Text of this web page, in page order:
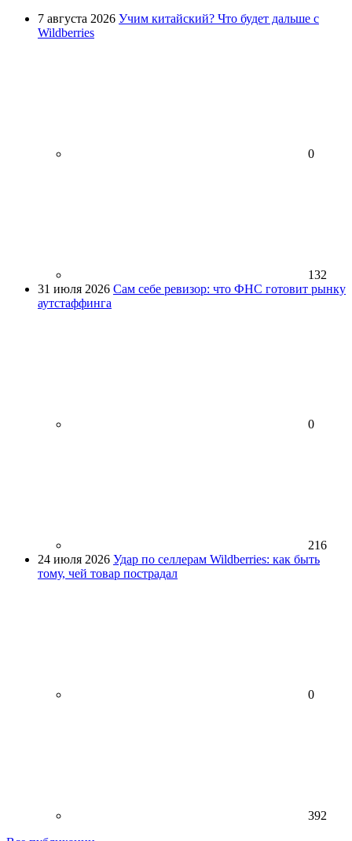
7 августа 2026 Учим китайский? Что будет дальше с
Wildberries
0
132
31 июля 2026 Сам себе ревизор: что ФНС готовит рынку
аутстаффинга
0
216
24 июля 2026 Удар по селлерам Wildberries: как быть
тому, чей товар пострадал
0
392